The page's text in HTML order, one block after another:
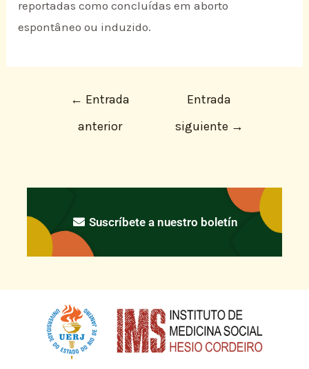
reportadas como concluídas em aborto
espontâneo ou induzido.
← Entrada
anterior
Entrada
siguiente →
Suscríbete a nuestro boletín